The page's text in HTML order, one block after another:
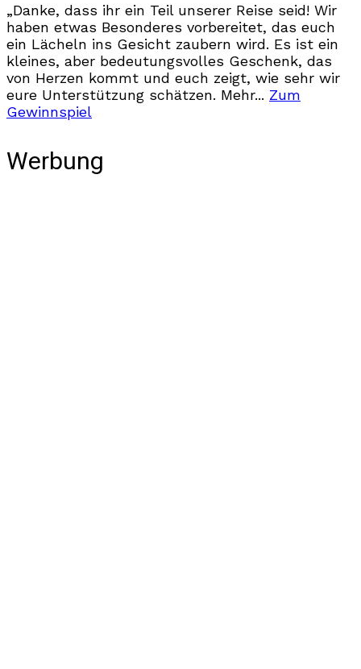
„Danke, dass ihr ein Teil unserer Reise seid! Wir
haben etwas Besonderes vorbereitet, das euch
ein Lächeln ins Gesicht zaubern wird. Es ist ein
kleines, aber bedeutungsvolles Geschenk, das
von Herzen kommt und euch zeigt, wie sehr wir
eure Unterstützung schätzen. Mehr... Zum
Gewinnspiel
Werbung